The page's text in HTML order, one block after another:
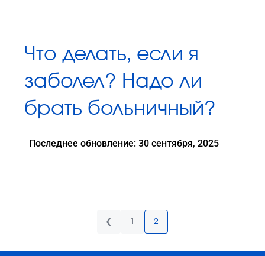
Что делать, если я
заболел? Надо ли
брать больничный?
Последнее обновление: 30 сентября, 2025
❮ 1 2